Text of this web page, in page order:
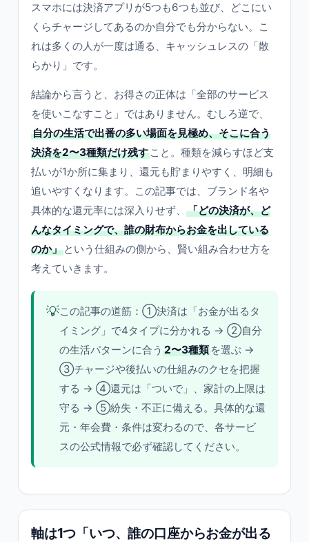
スマホには決済アプリが5つも6つも並び、どこにい
くらチャージしてあるのか自分でも分からない。こ
れは多くの人が一度は通る、キャッシュレスの「散
らかり」です。
結論から言うと、お得さの正体は「全部のサービス
を使いこなすこと」ではありません。むしろ逆で、
自分の生活で出番の多い場面を見極め、そこに合う
決済を2〜3種類だけ残す こと。種類を減らすほど支
払いが1か所に集まり、還元も貯まりやすく、明細も
追いやすくなります。この記事では、ブランド名や
具体的な還元率には深入りせず、
「どの決済が、ど
んなタイミングで、誰の財布からお金を出している
のか」 という仕組みの側から、賢い組み合わせ方を
考えていきます。
💡この記事の道筋：①決済は「お金が出るタ
イミング」で4タイプに分かれる → ②自分
の生活パターンに合う 2〜3種類 を選ぶ →
③チャージや後払いの仕組みのクセを把握
する → ④還元は「ついで」、家計の上限は
守る → ⑤紛失・不正に備える。具体的な還
元・年会費・条件は変わるので、各サービ
スの公式情報で必ず確認してください。
軸は1つ「いつ、誰の口座からお金が出る